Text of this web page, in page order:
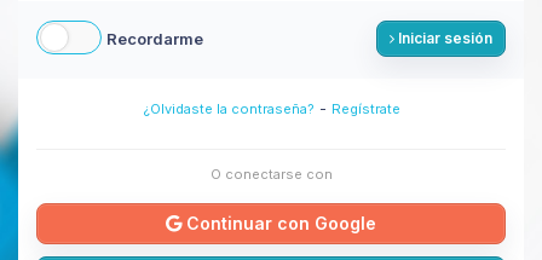
Recordarme Iniciar sesión
¿Olvidaste la contraseña? - Regístrate
O conectarse con
Continuar con Google